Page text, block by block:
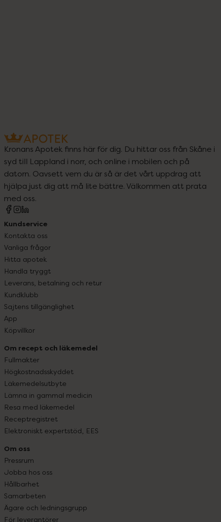
Kronans Apotek finns här för dig. Du hittar oss från Skåne i
syd till Lappland i norr, och online i mobilen och på
datorn. Oavsett vem du är så är det vårt uppdrag att
hjälpa just dig att må lite bättre. Välkommen att prata
med oss.
Kundservice
Kontakta oss
Vanliga frågor
Hitta apotek
Handla tryggt
Leverans, betalning och retur
Kundklubb
Sajtens tillgänglighet
App
Köpvillkor
Om recept och läkemedel
Fullmakter
Högkostnadsskyddet
Läkemedelsutbyte
Lämna in gammal medicin
Resa med läkemedel
Receptregistret
Elektroniskt expertstöd, EES
Om oss
Pressrum
Jobba hos oss
Hållbarhet
Samarbeten
Ägare och ledningsgrupp
För leverantörer